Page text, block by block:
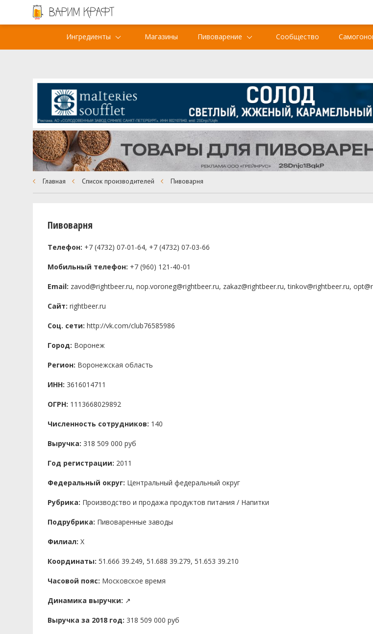
Ингредиенты Магазины Пивоварение Сообщество
Главная Список производителей Пивоварня
Пивоварня
Телефон: +7 (4732) 07-01-64, +7 (4732) 07-03-66
Мобильный телефон: +7 (960) 121-40-01
Email: zavod@rightbeer.ru, nop.voroneg@rightbeer.ru, zakaz@rightbeer.ru, tinkov@rightbeer.ru,
Сайт: rightbeer.ru
Соц. сети: http://vk.com/club76585986
Город: Воронеж
Регион: Воронежская область
ИНН: 3616014711
ОГРН: 1113668029892
Численность сотрудников: 140
Выручка: 318 509 000 руб
Год регистрации: 2011
Федеральный округ: Центральный федеральный округ
Рубрика: Производство и продажа продуктов питания / Напитки
Подрубрика: Пивоваренные заводы
Филиал: X
Координаты: 51.666 39.249, 51.688 39.279, 51.653 39.210
Часовой пояс: Московское время
Динамика выручки: ↗
Выручка за 2018 год: 318 509 000 руб